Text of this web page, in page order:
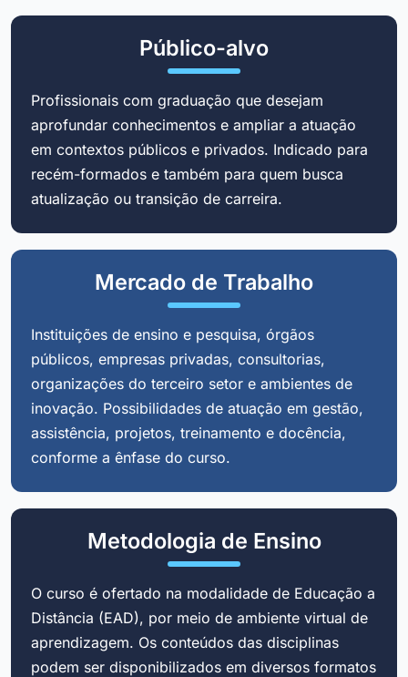
Público-alvo
Profissionais com graduação que desejam
aprofundar conhecimentos e ampliar a atuação
em contextos públicos e privados. Indicado para
recém-formados e também para quem busca
atualização ou transição de carreira.
Mercado de Trabalho
Instituições de ensino e pesquisa, órgãos
públicos, empresas privadas, consultorias,
organizações do terceiro setor e ambientes de
inovação. Possibilidades de atuação em gestão,
assistência, projetos, treinamento e docência,
conforme a ênfase do curso.
Metodologia de Ensino
O curso é ofertado na modalidade de Educação a
Distância (EAD), por meio de ambiente virtual de
aprendizagem. Os conteúdos das disciplinas
podem ser disponibilizados em diversos formatos